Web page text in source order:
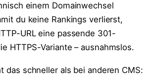
einem Domainwechsel
du keine Rankings verlierst,
URL eine passende 301-
HTTPS-Variante – ausnahmslos.
das schneller als bei anderen CMS: